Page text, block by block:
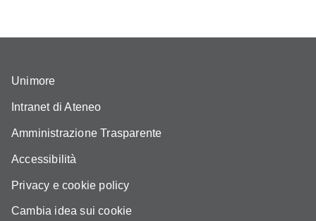
Unimore
Intranet di Ateneo
Amministrazione Trasparente
Accessibilità
Privacy e cookie policy
Cambia idea sui cookie